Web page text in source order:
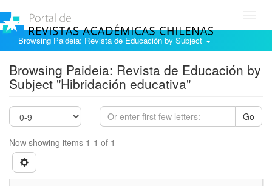
Browsing Paideia: Revista de Educación by Subject
Browsing Paideia: Revista de Educación by
Subject "Hibridación educativa"
Go
Now showing items 1-1 of 1